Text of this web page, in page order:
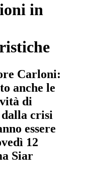
in
Carloni:
anche le
di
crisi
essere
12
Siar